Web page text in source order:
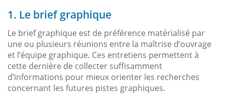
1. Le brief graphique
Le brief graphique est de préférence matérialisé par
une ou plusieurs réunions entre la maîtrise d’ouvrage
et l’équipe graphique. Ces entretiens permettent à
cette dernière de collecter suffisamment
d’informations pour mieux orienter les recherches
concernant les futures pistes graphiques.